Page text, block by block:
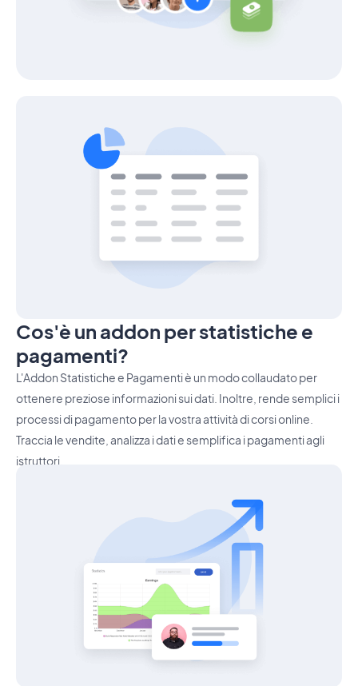
Cos'è un addon per statistiche e
pagamenti?
L'Addon Statistiche e Pagamenti è un modo collaudato per
ottenere preziose informazioni sui dati. Inoltre, rende semplici i
processi di pagamento per la vostra attività di corsi online.
Traccia le vendite, analizza i dati e semplifica i pagamenti agli
istruttori.